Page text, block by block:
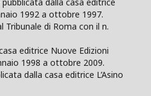
dalla casa editrice
1992 a ottobre 1997.
Tribunale di Roma con il n.
editrice Nuove Edizioni
1998 a ottobre 2009.
dalla casa editrice L’Asino